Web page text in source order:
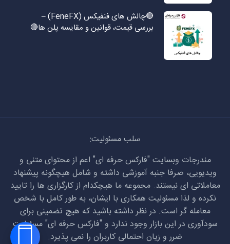
🔴چالش های فنفیکس (FeneFX) –
بررسی قیمت، قوانین و مقایسه پلن ها🔴
سلب مسئولیت:
مندرجات وبسایت "فارکس حرفه ای" اعم از محتوای متنی و
ویدیویی، صرفا جنبه آموزشی داشته و شامل هیچگونه پیشنهاد
معاملاتی ای نیستند. مجموعه ما هیچکدام از کارگزاری ها را تایید
نکرده و لذا مسئولیت همکاری با ایشان، به طور کامل با شخص
معامله گر است. در نظر داشته باشید که هیچ تضمینی برای
سودآوری در این بازار وجود ندارد و "فارکس حرفه ای" مسئولیت
ضرر و زیان احتمالی کاربران را نمی پذیرد.